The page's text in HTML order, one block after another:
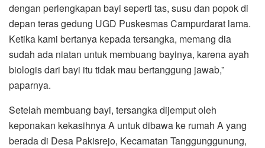
dengan perlengkapan bayi seperti tas, susu dan popok di
depan teras gedung UGD Puskesmas Campurdarat lama.
Ketika kami bertanya kepada tersangka, memang dia
sudah ada niatan untuk membuang bayinya, karena ayah
biologis dari bayi itu tidak mau bertanggung jawab,”
paparnya.
Setelah membuang bayi, tersangka dijemput oleh
keponakan kekasihnya A untuk dibawa ke rumah A yang
berada di Desa Pakisrejo, Kecamatan Tanggunggunung,